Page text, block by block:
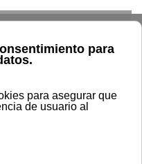
Kit de guías y recursos